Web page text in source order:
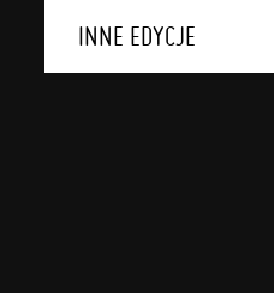
INNE EDYCJE